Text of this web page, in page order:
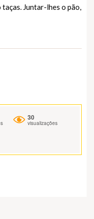
Juntar-lhes o pão,
30
visualizações